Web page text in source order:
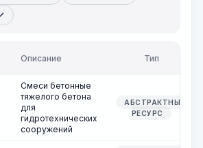
Описание Тип
Смеси бетонные
тяжелого бетона
для
гидротехнических
сооружений
АБСТРАКТНЫЙ
РЕСУРС